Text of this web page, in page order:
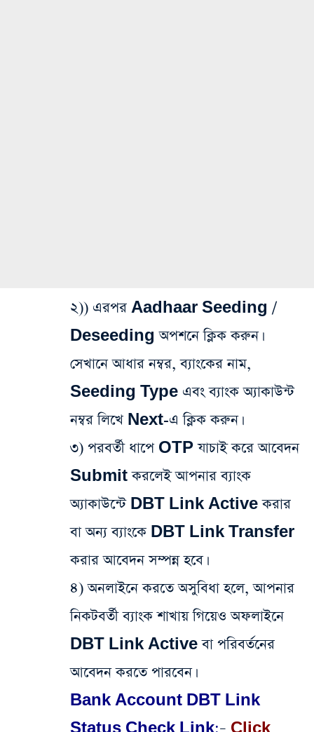
২)) এরপর Aadhaar Seeding /
Deseeding অপশনে ক্লিক করুন।
সেখানে আধার নম্বর, ব্যাংকের নাম,
Seeding Type এবং ব্যাংক অ্যাকাউন্ট
নম্বর লিখে Next-এ ক্লিক করুন।
৩) পরবর্তী ধাপে OTP যাচাই করে আবেদন
Submit করলেই আপনার ব্যাংক
অ্যাকাউন্টে DBT Link Active করার
বা অন্য ব্যাংকে DBT Link Transfer
করার আবেদন সম্পন্ন হবে।
৪) অনলাইনে করতে অসুবিধা হলে, আপনার
নিকটবর্তী ব্যাংক শাখায় গিয়েও অফলাইনে
DBT Link Active বা পরিবর্তনের
আবেদন করতে পারবেন।
Bank Account DBT Link